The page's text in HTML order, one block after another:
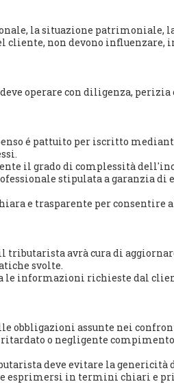
la situazione patrimoniale,
cliente, non devono influenzare,
operare con diligenza, perizia
é pattuito per iscritto
il grado di complessità
stipulata a garanzia di
e trasparente per
avrà cura di
svolte.
le informazioni richieste dal
obbligazioni assunte nei
o negligente
deve evitare la genericità
esprimersi in termini chiari e